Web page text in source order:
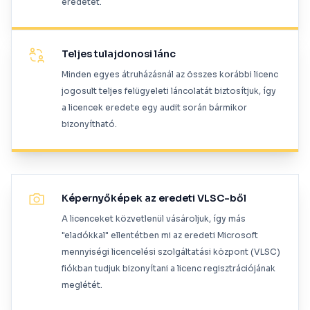
Teljes tulajdonosi lánc
Minden egyes átruházásnál az összes korábbi licenc
jogosult teljes felügyeleti láncolatát biztosítjuk, így
a licencek eredete egy audit során bármikor
bizonyítható.
Képernyőképek az eredeti VLSC-ből
A licenceket közvetlenül vásároljuk, így más
"eladókkal" ellentétben mi az eredeti Microsoft
mennyiségi licencelési szolgáltatási központ (VLSC)
fiókban tudjuk bizonyítani a licenc regisztrációjának
meglétét.